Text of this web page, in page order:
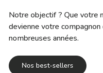
Notre objectif ? Que votre
devienne votre
nombreuses années.
Nos best-sellers